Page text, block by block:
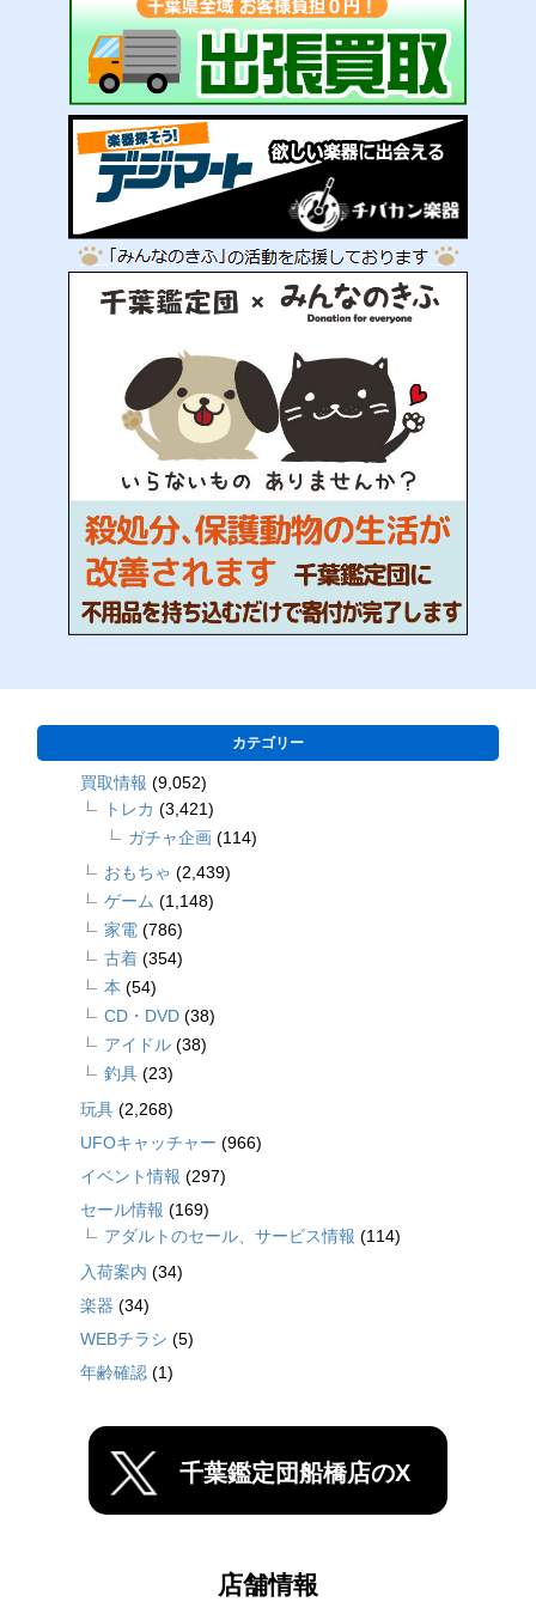
カテゴリー
買取情報 (9,052)
トレカ (3,421)
ガチャ企画 (114)
おもちゃ (2,439)
ゲーム (1,148)
家電 (786)
古着 (354)
本 (54)
CD・DVD (38)
アイドル (38)
釣具 (23)
玩具 (2,268)
UFOキャッチャー (966)
イベント情報 (297)
セール情報 (169)
アダルトのセール、サービス情報 (114)
入荷案内 (34)
楽器 (34)
WEBチラシ (5)
年齢確認 (1)
千葉鑑定団船橋店のX
店舗情報